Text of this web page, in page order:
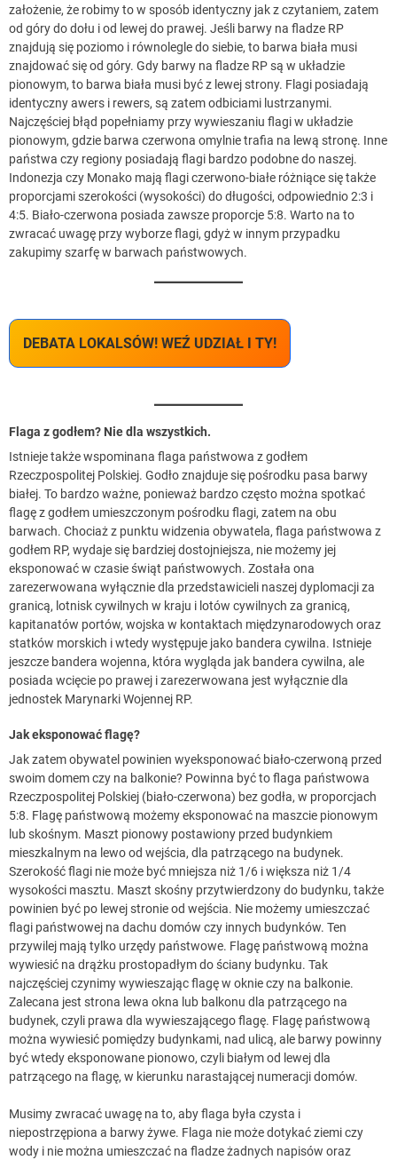
założenie, że robimy to w sposób identyczny jak z czytaniem, zatem
od góry do dołu i od lewej do prawej. Jeśli barwy na fladze RP
znajdują się poziomo i równolegle do siebie, to barwa biała musi
znajdować się od góry. Gdy barwy na fladze RP są w układzie
pionowym, to barwa biała musi być z lewej strony. Flagi posiadają
identyczny awers i rewers, są zatem odbiciami lustrzanymi.
Najczęściej błąd popełniamy przy wywieszaniu flagi w układzie
pionowym, gdzie barwa czerwona omylnie trafia na lewą stronę. Inne
państwa czy regiony posiadają flagi bardzo podobne do naszej.
Indonezja czy Monako mają flagi czerwono-białe różniące się także
proporcjami szerokości (wysokości) do długości, odpowiednio 2:3 i
4:5. Biało-czerwona posiada zawsze proporcje 5:8. Warto na to
zwracać uwagę przy wyborze flagi, gdyż w innym przypadku
zakupimy szarfę w barwach państwowych.
DEBATA LOKALSÓW! WEŹ UDZIAŁ I TY!
Flaga z godłem? Nie dla wszystkich.
Istnieje także wspominana flaga państwowa z godłem
Rzeczpospolitej Polskiej. Godło znajduje się pośrodku pasa barwy
białej. To bardzo ważne, ponieważ bardzo często można spotkać
flagę z godłem umieszczonym pośrodku flagi, zatem na obu
barwach. Chociaż z punktu widzenia obywatela, flaga państwowa z
godłem RP, wydaje się bardziej dostojniejsza, nie możemy jej
eksponować w czasie świąt państwowych. Została ona
zarezerwowana wyłącznie dla przedstawicieli naszej dyplomacji za
granicą, lotnisk cywilnych w kraju i lotów cywilnych za granicą,
kapitanatów portów, wojska w kontaktach międzynarodowych oraz
statków morskich i wtedy występuje jako bandera cywilna. Istnieje
jeszcze bandera wojenna, która wygląda jak bandera cywilna, ale
posiada wcięcie po prawej i zarezerwowana jest wyłącznie dla
jednostek Marynarki Wojennej RP.
Jak eksponować flagę?
Jak zatem obywatel powinien wyeksponować biało-czerwoną przed
swoim domem czy na balkonie? Powinna być to flaga państwowa
Rzeczpospolitej Polskiej (biało-czerwona) bez godła, w proporcjach
5:8. Flagę państwową możemy eksponować na maszcie pionowym
lub skośnym. Maszt pionowy postawiony przed budynkiem
mieszkalnym na lewo od wejścia, dla patrzącego na budynek.
Szerokość flagi nie może być mniejsza niż 1/6 i większa niż 1/4
wysokości masztu. Maszt skośny przytwierdzony do budynku, także
powinien być po lewej stronie od wejścia. Nie możemy umieszczać
flagi państwowej na dachu domów czy innych budynków. Ten
przywilej mają tylko urzędy państwowe. Flagę państwową można
wywiesić na drążku prostopadłym do ściany budynku. Tak
najczęściej czynimy wywieszając flagę w oknie czy na balkonie.
Zalecana jest strona lewa okna lub balkonu dla patrzącego na
budynek, czyli prawa dla wywieszającego flagę. Flagę państwową
można wywiesić pomiędzy budynkami, nad ulicą, ale barwy powinny
być wtedy eksponowane pionowo, czyli białym od lewej dla
patrzącego na flagę, w kierunku narastającej numeracji domów.
Musimy zwracać uwagę na to, aby flaga była czysta i
niepostrzępiona a barwy żywe. Flaga nie może dotykać ziemi czy
wody i nie można umieszczać na fladze żadnych napisów oraz